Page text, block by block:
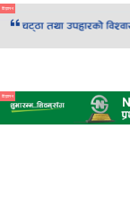
विज्ञापन
विज्ञापन